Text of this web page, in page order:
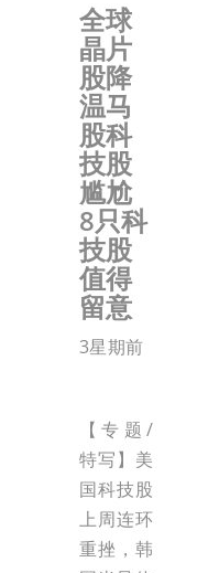
全球
晶片
股降
温马
股科
技股
尴尬
8只科
技股
值得
留意
3星期前
【专题/
特写】美
国科技股
上周连环
重挫，韩